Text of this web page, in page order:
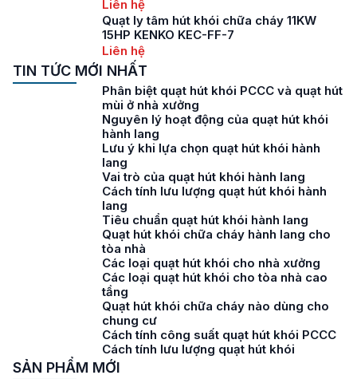
Liên hệ
Quạt ly tâm hút khói chữa cháy 11KW
15HP KENKO KEC-FF-7
Liên hệ
TIN TỨC MỚI NHẤT
Phân biệt quạt hút khói PCCC và quạt hút
mùi ở nhà xưởng
Nguyên lý hoạt động của quạt hút khói
hành lang
Lưu ý khi lựa chọn quạt hút khói hành
lang
Vai trò của quạt hút khói hành lang
Cách tính lưu lượng quạt hút khói hành
lang
Tiêu chuẩn quạt hút khói hành lang
Quạt hút khói chữa cháy hành lang cho
tòa nhà
Các loại quạt hút khói cho nhà xưởng
Các loại quạt hút khói cho tòa nhà cao
tầng
Quạt hút khói chữa cháy nào dùng cho
chung cư
Cách tính công suất quạt hút khói PCCC
Cách tính lưu lượng quạt hút khói
SẢN PHẨM MỚI